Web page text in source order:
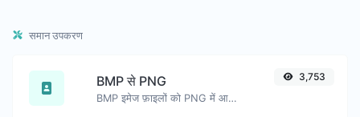
समान उपकरण
BMP से PNG
BMP इमेज फ़ाइलों को PNG में आसानी से परिवर्तित करें।
3,753